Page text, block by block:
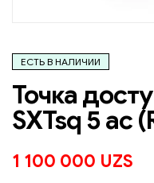
ЕСТЬ В НАЛИЧИИ
Точка
SXTsq 5 ac
1 100 000 UZS